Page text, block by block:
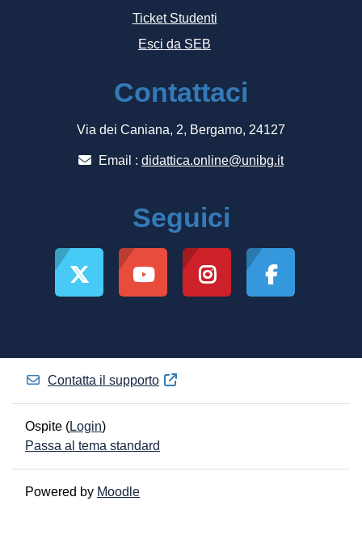
Ticket Studenti
Esci da SEB
Contattaci
Via dei Caniana, 2, Bergamo, 24127
Email : didattica.online@unibg.it
Seguici
Contatta il supporto
Ospite (Login)
Passa al tema standard
Powered by Moodle